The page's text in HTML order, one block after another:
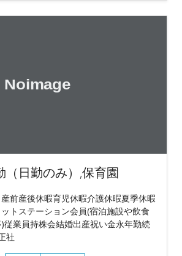
（日勤のみ）,保育園
産前産後休暇育児休暇介護休暇夏季休暇
トステーション会員(宿泊施設や飲食
従業員持株会結婚出産祝い金永年勤続
社